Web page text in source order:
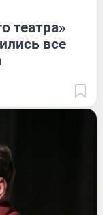
театра»
все